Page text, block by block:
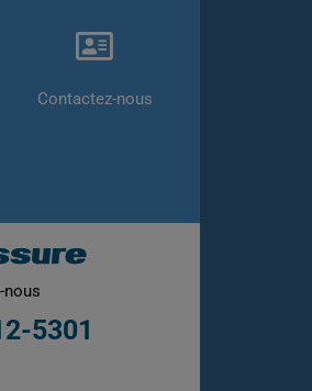
Contactez-nous
nous
5301